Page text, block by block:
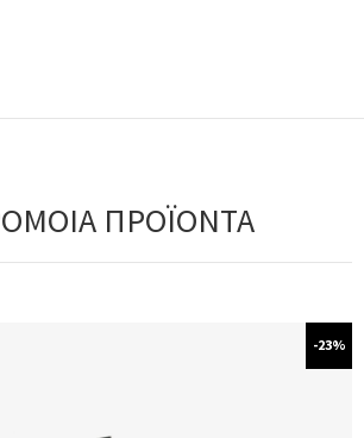
ΠΡΟΪΟΝΤΑ
-23%